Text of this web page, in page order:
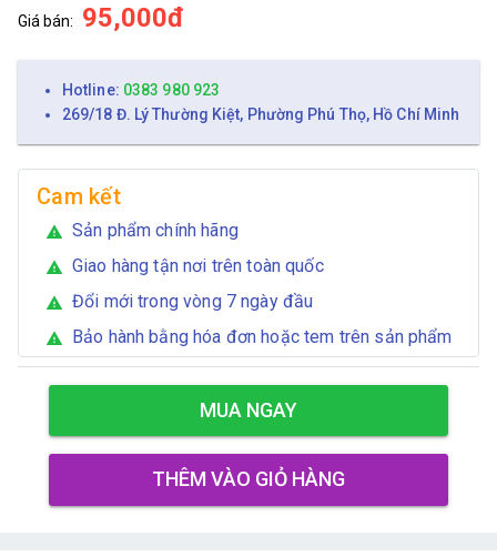
Giá bán: 95,000đ
Hotline: 0383 980 923
269/18 Đ. Lý Thường Kiệt, Phường Phú Thọ, Hồ Chí Minh
Cam kết
warning Sản phẩm chính hãng
warning Giao hàng tận nơi trên toàn quốc
warning Đổi mới trong vòng 7 ngày đầu
warning Bảo hành bằng hóa đơn hoặc tem trên sản phẩm
MUA NGAY
THÊM VÀO GIỎ HÀNG